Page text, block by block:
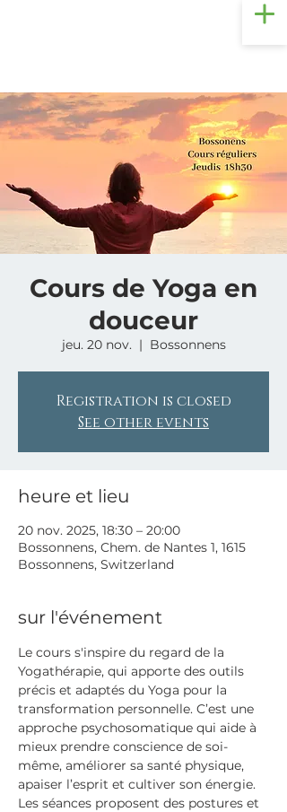
Cours de Yoga en
douceur
jeu. 20 nov.
  |
Bossonnens
Registration is closed
See other events
heure et lieu
20 nov. 2025, 18:30 – 20:00
Bossonnens, Chem. de Nantes 1, 1615
Bossonnens, Switzerland
sur l'événement
Le cours s'inspire du regard de la
Yogathérapie, qui apporte des outils
précis et adaptés du Yoga pour la
transformation personnelle. C’est une
approche psychosomatique qui aide à
mieux prendre conscience de soi-
même, améliorer sa santé physique,
apaiser l’esprit et cultiver son énergie.
Les séances proposent des postures et